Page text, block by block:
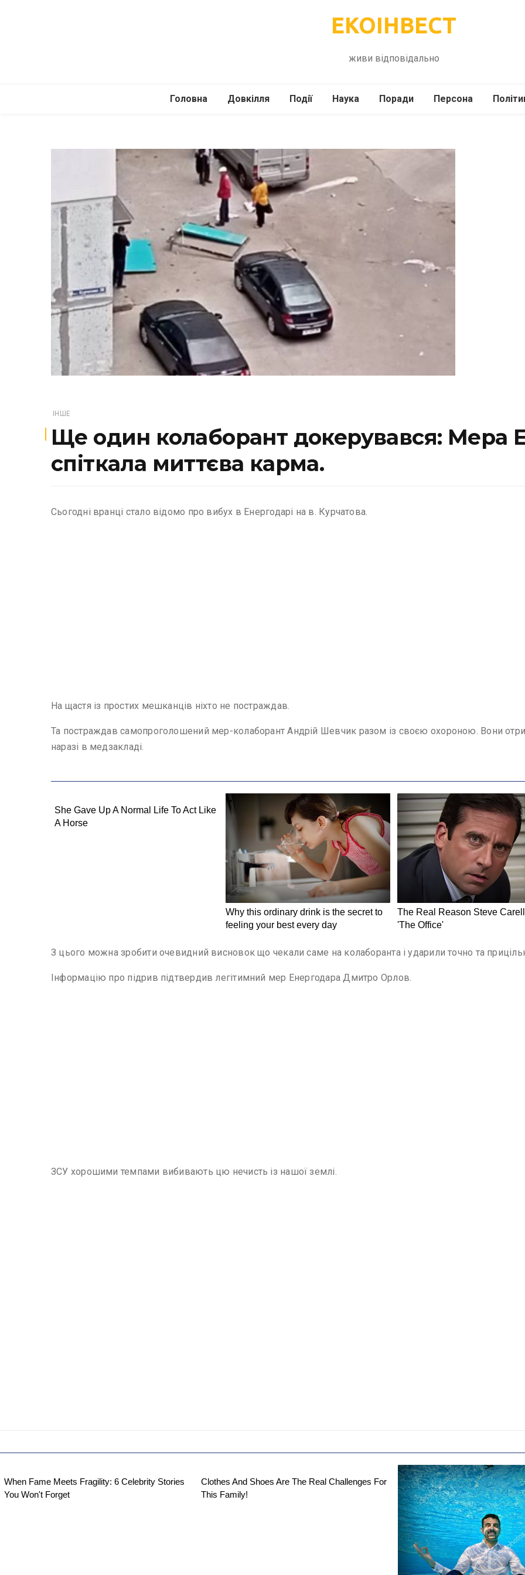
ЕКОІНВЕСТ
живи відповідально
Головна Довкілля
Подорожі
Події
Інше
Наука
Психологія
Технології
Поради
Здоров’я
Сад-Город
Персона
ІНШЕ
Ще один колаборант докерувався: Мера
спіткала миттєва карма.
Сьогодні вранці стало відомо про вибух в Енергодарі на в. Курчатова.
На щастя із простих мешканців ніхто не постраждав.
Та постраждав самопроголошений мер-колаборант Андрій Шевчик разом із своєю охороною. Вони
наразі в медзакладі.
З цього можна зробити очевидний висновок що чекали саме на колаборанта і ударили точно та
Інформацію про підрив підтвердив легітимний мер Енергодара Дмитро Орлов.
ЗСУ хорошими темпами вибивають цю нечисть із нашої землі.